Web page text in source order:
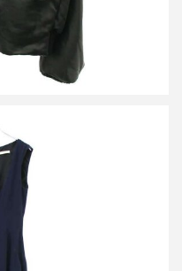
DRESS バックサテン
STY05